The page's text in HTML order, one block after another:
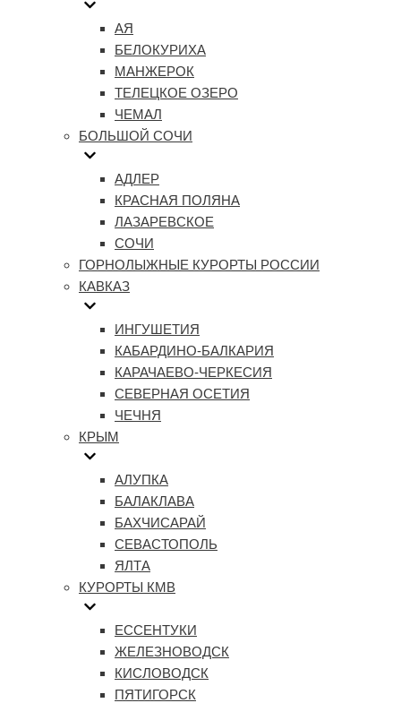
АЯ
БЕЛОКУРИХА
МАНЖЕРОК
ТЕЛЕЦКОЕ ОЗЕРО
ЧЕМАЛ
БОЛЬШОЙ СОЧИ
АДЛЕР
КРАСНАЯ ПОЛЯНА
ЛАЗАРЕВСКОЕ
СОЧИ
ГОРНОЛЫЖНЫЕ КУРОРТЫ РОССИИ
КАВКАЗ
ИНГУШЕТИЯ
КАБАРДИНО-БАЛКАРИЯ
КАРАЧАЕВО-ЧЕРКЕСИЯ
СЕВЕРНАЯ ОСЕТИЯ
ЧЕЧНЯ
КРЫМ
АЛУПКА
БАЛАКЛАВА
БАХЧИСАРАЙ
СЕВАСТОПОЛЬ
ЯЛТА
КУРОРТЫ КМВ
ЕССЕНТУКИ
ЖЕЛЕЗНОВОДСК
КИСЛОВОДСК
ПЯТИГОРСК